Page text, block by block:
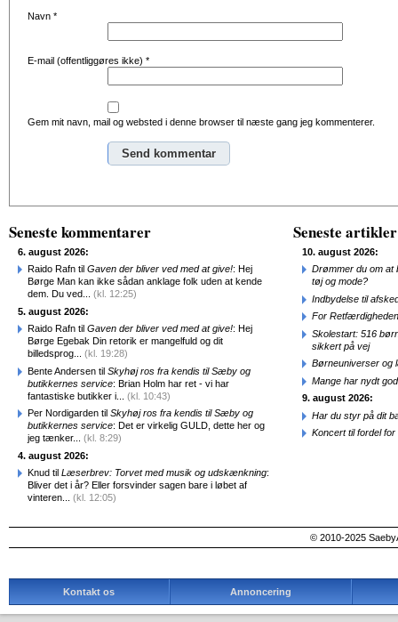
Navn *
E-mail (offentliggøres ikke) *
Gem mit navn, mail og websted i denne browser til næste gang jeg kommenterer.
Seneste kommentarer
6. august 2026:
Raido Rafn til Gaven der bliver ved med at give!: Hej
Børge Man kan ikke sådan anklage folk uden at kende
dem. Du ved... (kl. 12:25)
5. august 2026:
Raido Rafn til Gaven der bliver ved med at give!: Hej
Børge Egebak Din retorik er mangelfuld og dit
billedsprog... (kl. 19:28)
Bente Andersen til Skyhøj ros fra kendis til Sæby og
butikkernes service: Brian Holm har ret - vi har
fantastiske butikker i... (kl. 10:43)
Per Nordigarden til Skyhøj ros fra kendis til Sæby og
butikkernes service: Det er virkelig GULD, dette her og
jeg tænker... (kl. 8:29)
4. august 2026:
Knud til Læserbrev: Torvet med musik og udskænkning:
Bliver det i år? Eller forsvinder sagen bare i løbet af
vinteren... (kl. 12:05)
Seneste artikler
10. august 2026:
Drømmer du om
tøj og mode?
Indbydelse til
For
Skolestart: 516
sikkert på vej
Børneuniverser og
Mange har nydt
9. august 2026:
Har du styr på dit
Koncert til fordel
© 2010-2025
Kontakt os Annoncering